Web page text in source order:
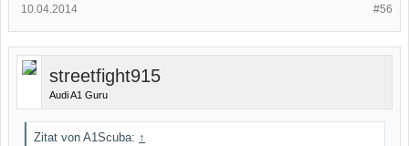
#56
10.04.2014
streetfight915
Audi A1 Guru
Zitat von A1Scuba: ↑